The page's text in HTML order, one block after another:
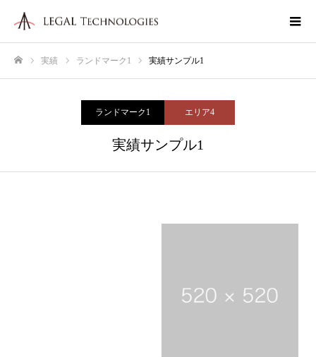
実績 ランドマーク1 実績サンプル1
ランドマーク1 エリア4
実績サンプル1